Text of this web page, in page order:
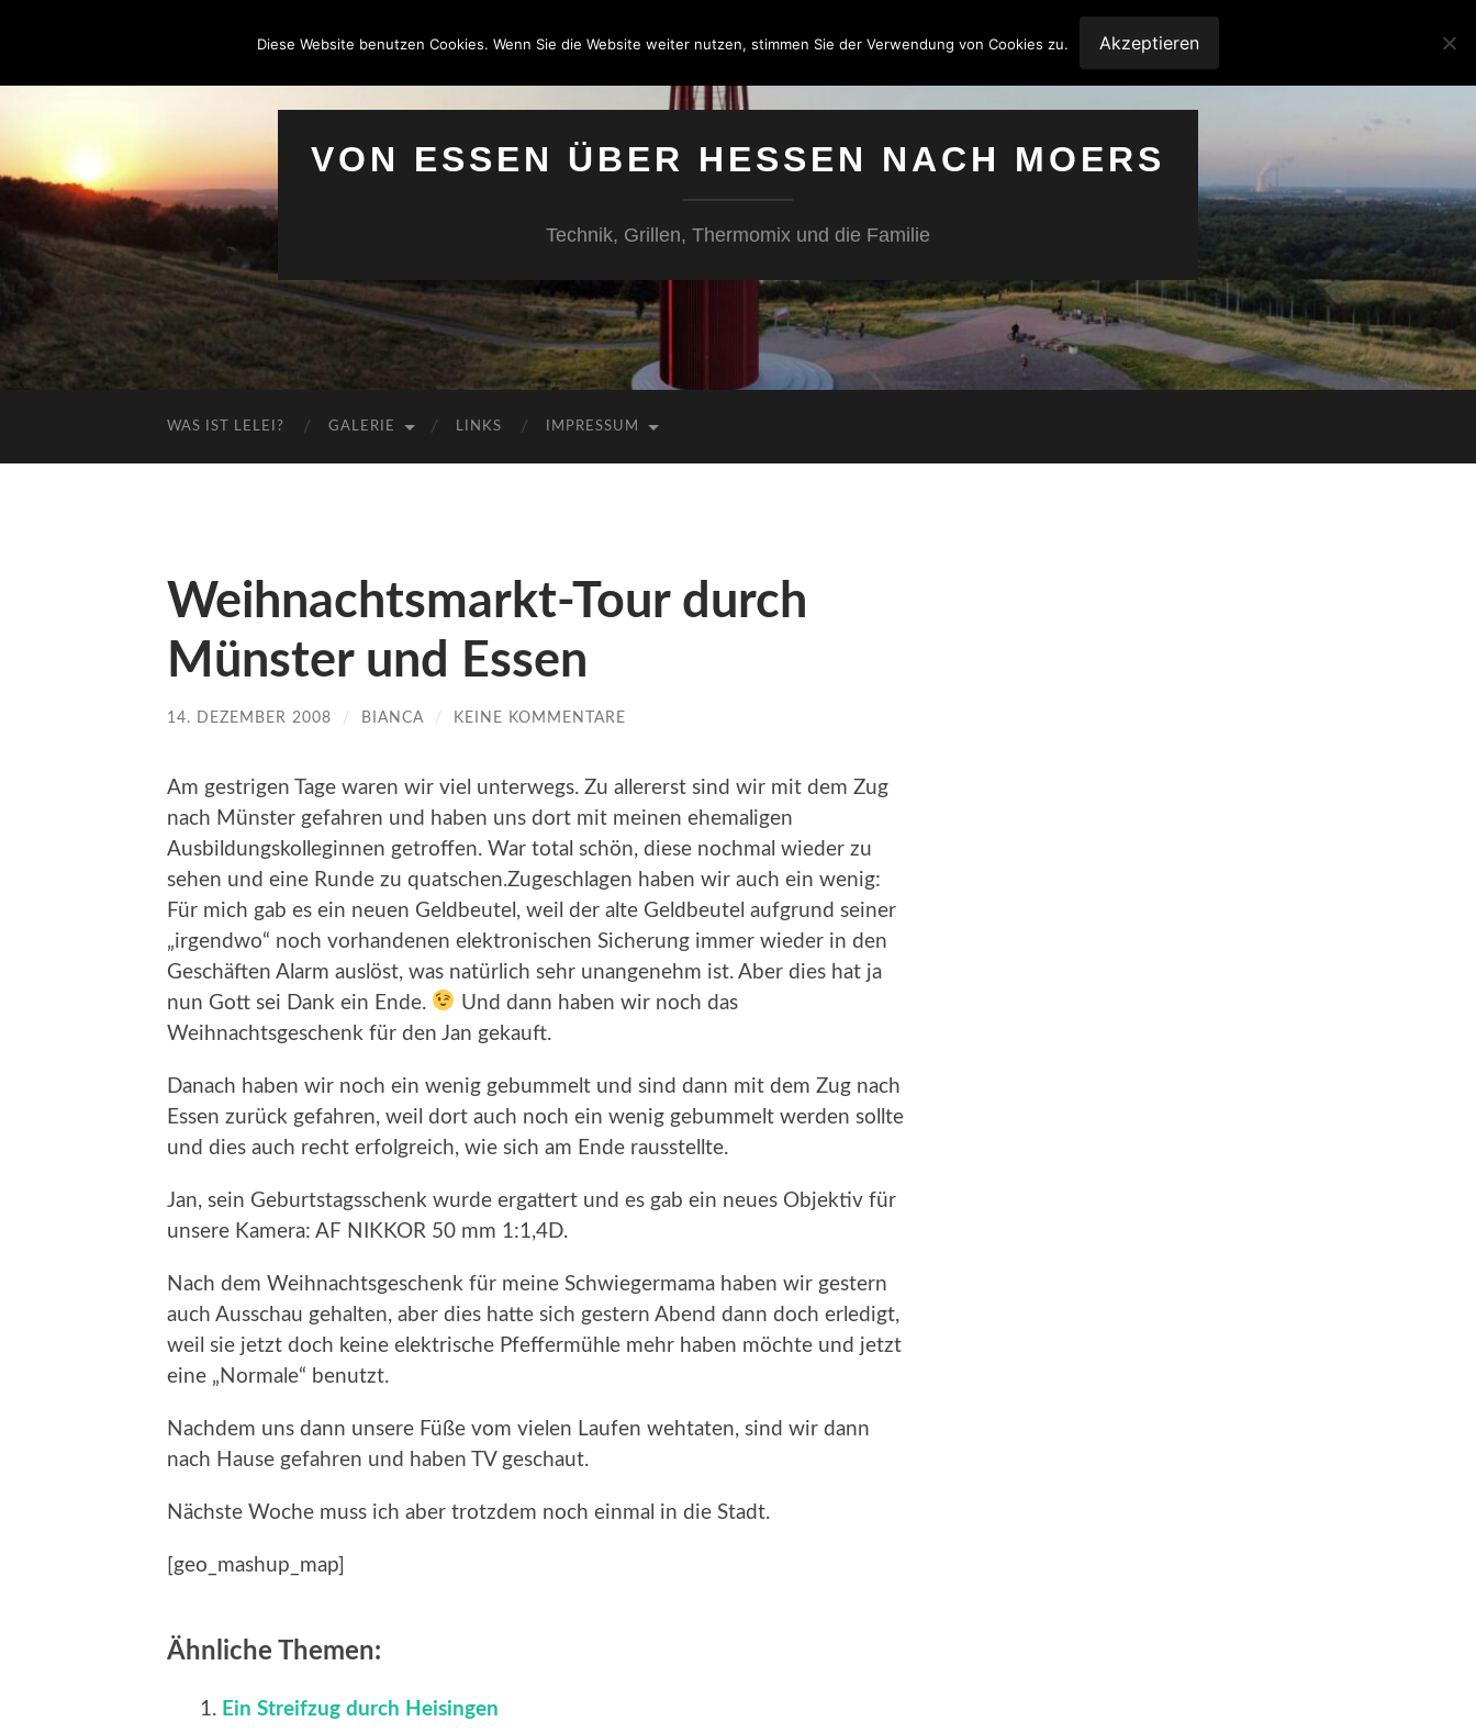
VON ESSEN ÜBER HESSEN NACH MOERS
Technik, Grillen, Thermomix und die Familie
WAS IST LELEI? GALERIE LINKS IMPRESSUM
Weihnachtsmarkt-Tour durch
Münster und Essen
14. DEZEMBER 2008 / BIANCA / KEINE KOMMENTARE
Am gestrigen Tage waren wir viel unterwegs. Zu allererst sind wir mit dem Zug
nach Münster gefahren und haben uns dort mit meinen ehemaligen
Ausbildungskolleginnen getroffen. War total schön, diese nochmal wieder zu
sehen und eine Runde zu quatschen.Zugeschlagen haben wir auch ein wenig:
Für mich gab es ein neuen Geldbeutel, weil der alte Geldbeutel aufgrund seiner
„irgendwo“ noch vorhandenen elektronischen Sicherung immer wieder in den
Geschäften Alarm auslöst, was natürlich sehr unangenehm ist. Aber dies hat ja
nun Gott sei Dank ein Ende.
Und dann haben wir noch das
Weihnachtsgeschenk für den Jan gekauft.
Danach haben wir noch ein wenig gebummelt und sind dann mit dem Zug nach
Essen zurück gefahren, weil dort auch noch ein wenig gebummelt werden sollte
und dies auch recht erfolgreich, wie sich am Ende rausstellte.
Jan, sein Geburtstagsschenk wurde ergattert und es gab ein neues Objektiv für
unsere Kamera: AF NIKKOR 50 mm 1:1,4D.
Nach dem Weihnachtsgeschenk für meine Schwiegermama haben wir gestern
auch Ausschau gehalten, aber dies hatte sich gestern Abend dann doch erledigt,
weil sie jetzt doch keine elektrische Pfeffermühle mehr haben möchte und jetzt
eine „Normale“ benutzt.
Nachdem uns dann unsere Füße vom vielen Laufen wehtaten, sind wir dann
nach Hause gefahren und haben TV geschaut.
Nächste Woche muss ich aber trotzdem noch einmal in die Stadt.
[geo_mashup_map]
Ähnliche Themen:
Ein Streifzug durch Heisingen
Diese Website benutzen Cookies. Wenn Sie die Website weiter nutzen, stimmen Sie der Verwendung von Cookies zu. Akzeptieren